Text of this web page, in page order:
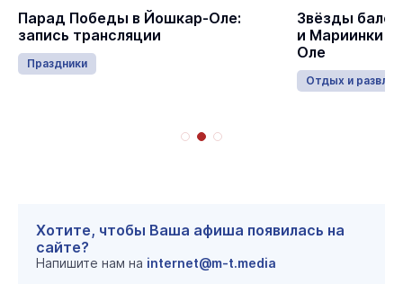
Парад Победы в Йошкар-Оле:
запись трансляции
Праздники
Звёзды
и Мариинки
Оле
Отдых и
Хотите, чтобы Ваша афиша появилась на
сайте?
Напишите нам на internet@m-t.media